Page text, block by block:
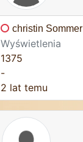
christin Sommer
Wyświetlenia
1375
-
2 lat temu